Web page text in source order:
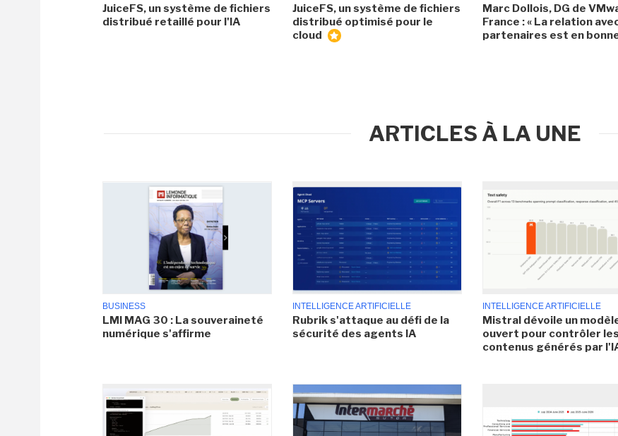
JuiceFS, un système de fichiers
distribué retaillé pour l'IA
JuiceFS, un système de fichiers
distribué optimisé pour le
cloud
Marc Dollois, DG de
France : « La relation
partenaires est en
ARTICLES À LA UNE
BUSINESS
LMI MAG 30 : La souveraineté
numérique s'affirme
INTELLIGENCE ARTIFICIELLE
Rubrik s'attaque au défi de la
sécurité des agents IA
INTELLIGENCE ARTIFICIELLE
Mistral dévoile un
ouvert pour contrôler les
contenus générés par